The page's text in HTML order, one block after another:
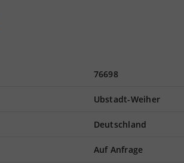
76698
Ubstadt-Weiher
Deutschland
Auf Anfrage